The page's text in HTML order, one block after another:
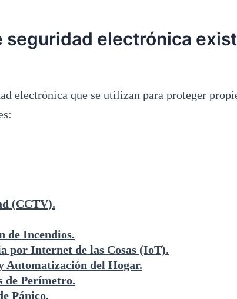
seguridad electrónica
electrónica que se utilizan para proteger
(CCTV).
de Incendios.
por Internet de las Cosas (IoT).
Automatización del Hogar.
de Perímetro.
Pánico.